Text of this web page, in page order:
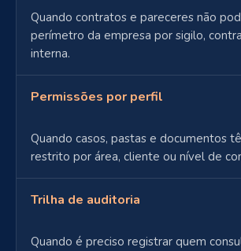
Quando contratos e pareceres não
perímetro da empresa por sigilo,
interna.
Permissões por perfil
Quando casos, pastas e documentos
restrito por área, cliente ou nível de
Trilha de auditoria
Quando é preciso registrar quem